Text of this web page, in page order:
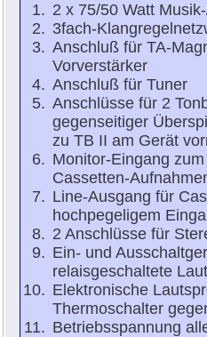
2 x 75/50 Watt
3fach-
Anschluß für TA-
Vorverstärker
Anschluß für Tuner
Anschlüsse für 2
gegenseitiger
zu TB II am Gerät
Monitor-Eingang
Cassetten-
Line-Ausgang für
hochpegeligem
2 Anschlüsse für
Ein- und
relaisgeschaltete
Elektronische
Thermoschalter
Betriebsspannung